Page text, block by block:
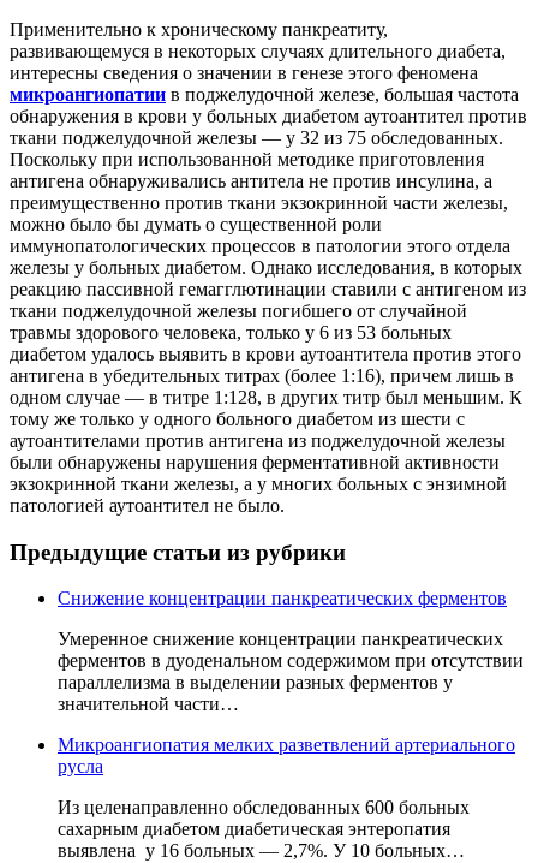
Применительно к хроническому панкреатиту,
развивающемуся в некоторых случаях длительного диабета,
интересны сведения о значении в генезе этого феномена
микроангиопатии в поджелудочной железе, большая частота
обнаружения в крови у больных диабетом аутоантител против
ткани поджелудочной железы — у 32 из 75 обследованных.
Поскольку при использованной методике приготовления
антигена обнаруживались антитела не против инсулина, а
преимущественно против ткани экзокринной части железы,
можно было бы думать о существенной роли
иммунопатологических процессов в патологии этого отдела
железы у больных диабетом. Однако исследования, в которых
реакцию пассивной гемагглютинации ставили с антигеном из
ткани поджелудочной железы погибшего от случайной
травмы здорового человека, только у 6 из 53 больных
диабетом удалось выявить в крови аутоантитела против этого
антигена в убедительных титрах (более 1:16), причем лишь в
одном случае — в титре 1:128, в других титр был меньшим. К
тому же только у одного больного диабетом из шести с
аутоантителами против антигена из поджелудочной железы
были обнаружены нарушения ферментативной активности
экзокринной ткани железы, а у многих больных с энзимной
патологией аутоантител не было.
Предыдущие статьи из рубрики
Снижение концентрации панкреатических ферментов
Умеренное снижение концентрации панкреатических
ферментов в дуоденальном содержимом при отсутствии
параллелизма в выделении разных ферментов у
значительной части…
Микроангиопатия мелких разветвлений артериального
русла
Из целенаправленно обследованных 600 больных
сахарным диабетом диабетическая энтеропатия
выявлена у 16 больных — 2,7%. У 10 больных…